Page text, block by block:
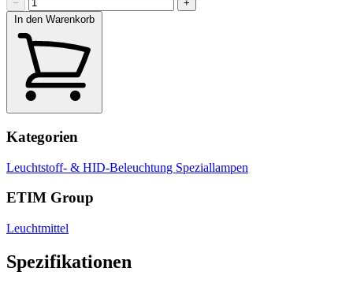
−
+
In den Warenkorb
Kategorien
Leuchtstoff- & HID-Beleuchtung Speziallampen
ETIM Group
Leuchtmittel
Spezifikationen